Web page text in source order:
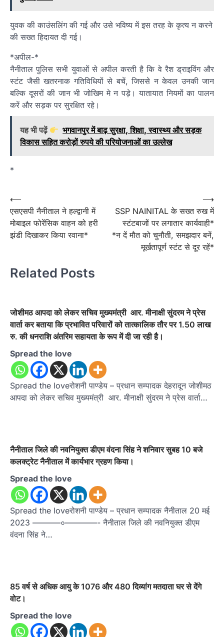
युवक की काउंसलिंग की गई और उसे भविष्य में इस तरह के कृत्य न करने
की सख्त हिदायत दी गई।
*अपील-*
नैनीताल पुलिस सभी युवाओं से अपील करती है कि वे रैश ड्राइविंग और
स्टंट जैसी खतरनाक गतिविधियों से बचें, जिससे न केवल उनकी जान
बल्कि दूसरों की जान भी जोखिम मे न पड़े। यातायात नियमों का पालन
करें और सड़क पर सुरक्षित रहे।
यह भी पढ़ें
भगवानपुर में बाढ़ सुरक्षा, शिक्षा, स्वास्थ्य और सड़क
विकास सहित करोड़ों रुपये की परियोजनाओं का उल्लेख
*
Post
navigation
⟵
एसएसपी नैनीताल ने हल्द्वानी में
मोबाइल फोरेंसिक वाहन को हरी
झंडी दिखाकर किया रवाना*
SSP NAINITAL के सख्त रुख में
स्टंटबाजों पर लगातार कार्यवाही*
*न दें मौत को चुनौती, समझदार बनें,
मूर्खतापूर्ण स्टंट से दूर रहें*
⟶
Related Posts
जोशीमठ आपदा को लेकर सचिव मुख्यमंत्री आर. मीनाक्षी सुंदरम ने प्रेस
वार्ता कर बताया कि प्रभावित परिवारों को तात्कालिक तौर पर 1.50 लाख
रु. की धनराशि अंतरिम सहायता के रूप में दी जा रही है।
Spread the love
Spread the loveरोशनी पाण्डेय – प्रधान सम्पादक देहरादून जोशीमठ
आपदा को लेकर सचिव मुख्यमंत्री आर. मीनाक्षी सुंदरम ने प्रेस वार्ता…
नैनीताल जिले की नवनियुक्त डीएम वंदना सिंह ने शनिवार सुबह 10 बजे
कलक्ट्रेट नैनीताल में कार्यभार ग्रहण किया।
Spread the love
Spread the loveरोशनी पाण्डेय – प्रधान सम्पादक नैनीताल 20 मई
2023 ——‌—–०————- नैनीताल जिले की नवनियुक्त डीएम
वंदना सिंह ने…
85 वर्ष से अधिक आयु के 1076 और 480 दिव्यांग मतदाता घर से देंगे
वोट।
Spread the love